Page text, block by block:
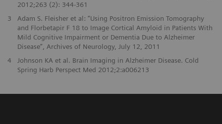
2012;263 (2): 344-361
3
Adam S. Fleisher et al: “Using Positron Emission Tomography
and Florbetapir F 18 to Image Cortical Amyloid in Patients With
Mild Cognitive Impairment or Dementia Due to Alzheimer
Disease”, Archives of Neurology, July 12, 2011
4
Johnson KA et al. Brain Imaging in Alzheimer Disease. Cold
Spring Harb Perspect Med 2012;2:a006213